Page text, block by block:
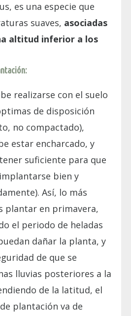
es una especie que
suaves, asociadas
altitud inferior a los
realizarse con el suelo
de disposición
no compactado),
estar encharcado, y
suficiente para que
bien y
Así, lo más
plantar en primavera,
el periodo de heladas
dañar la planta, y
de que se
lluvias posteriores a la
de la latitud, el
plantación va de